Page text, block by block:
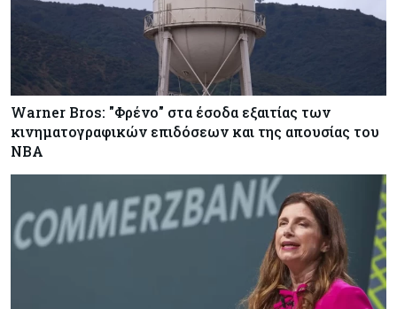
Warner Bros: "Φρένο" στα έσοδα εξαιτίας των
κινηματογραφικών επιδόσεων και της απουσίας του
NBA